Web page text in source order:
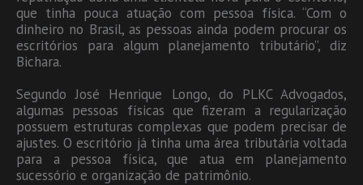
que tinha pouca atuação com pessoa física. “Com o
dinheiro no Brasil, as pessoas ainda podem procurar os
escritórios para algum planejamento tributário”, diz
Bichara.
Segundo José Henrique Longo, do PLKC Advogados,
algumas pessoas físicas que fizeram a regularização
possuem estruturas complexas que podem precisar de
ajustes. O escritório já tinha uma área tributária voltada
para a pessoa física, que atua em planejamento
sucessório e organização de patrimônio.